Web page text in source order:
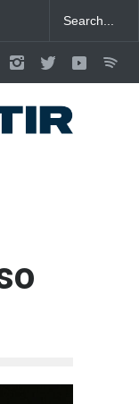
Laura West imposa el
criteri al ritme del
pop de “m’enxules”